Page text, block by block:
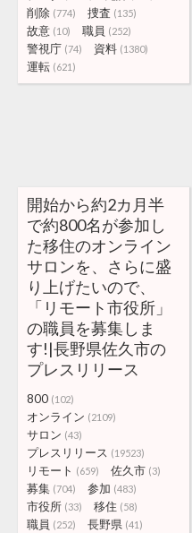
削除 (774) 捜査 (135)
故意 (10) 職員 (252)
警視庁 (74) 資料 (1380)
運転 (621)
開始から約2カ月半
で約800名が参加し
た移住のオンライン
サロンを、さらに盛
り上げたいので、
「リモート市役所」
の職員を募集しま
す!|長野県佐久市の
プレスリリース
800 (102)
オンライン (2109)
サロン (43)
プレスリリース (19523)
リモート (659) 佐久市 (3)
募集 (704) 参加 (483)
市役所 (33) 移住 (58)
職員 (252) 長野県 (41)